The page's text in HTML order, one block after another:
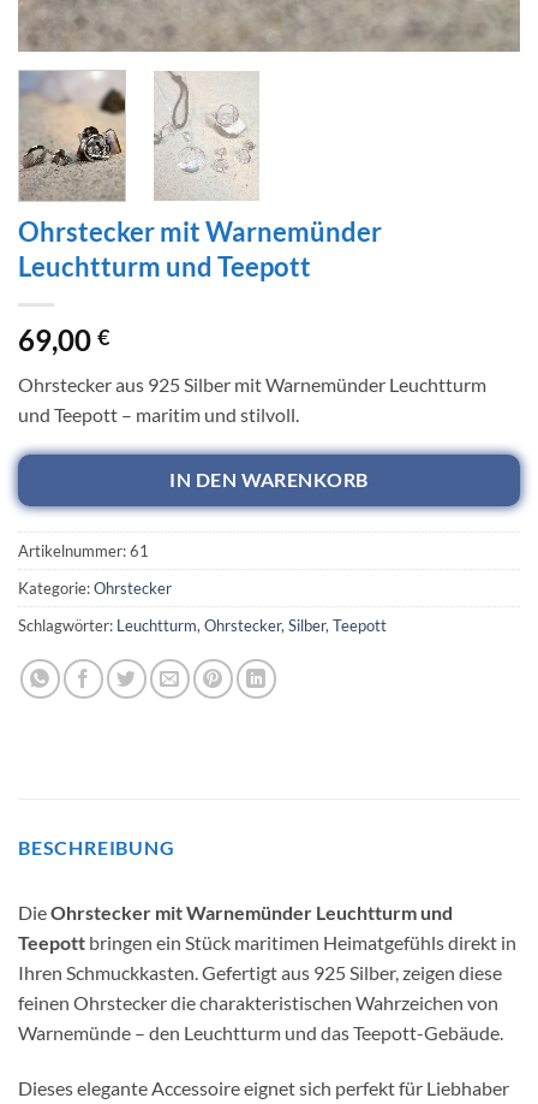
Ohrstecker mit Warnemünder
Leuchtturm und Teepott
69,00 €
Ohrstecker aus 925 Silber mit Warnemünder Leuchtturm
und Teepott – maritim und stilvoll.
IN DEN WARENKORB
Artikelnummer:61
Kategorie:Ohrstecker
Schlagwörter: Leuchtturm, Ohrstecker, Silber, Teepott
BESCHREIBUNG
DieOhrstecker mit Warnemünder Leuchtturm und
Teepott bringen ein Stück maritimen Heimatgefühls direkt in
Ihren Schmuckkasten. Gefertigt aus 925 Silber, zeigen diese
feinen Ohrstecker die charakteristischen Wahrzeichen von
Warnemünde – den Leuchtturm und das Teepott-Gebäude.
Dieses elegante Accessoire eignet sich perfekt für Liebhaber